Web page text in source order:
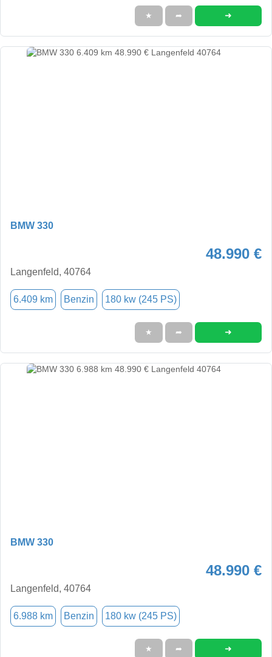
★ ➦ ➜
BMW 330
48.990 €
Langenfeld, 40764
6.409 km Benzin 180 kw (245 PS)
★ ➦ ➜
BMW 330
48.990 €
Langenfeld, 40764
6.988 km Benzin 180 kw (245 PS)
★ ➦ ➜